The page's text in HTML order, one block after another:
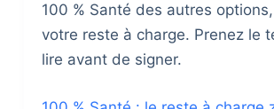
100 % Santé des autres
votre reste à charge. Prenez le
lire avant de signer.